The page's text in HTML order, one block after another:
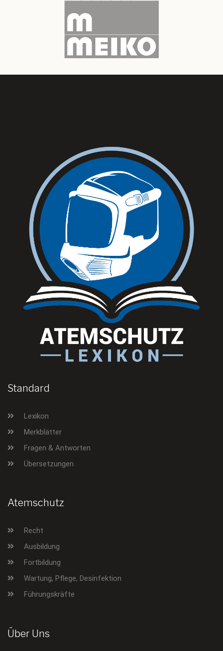
Standard
Lexikon
Merkblätter
Fragen & Antworten
Übersetzungen
Atemschutz
Recht
Ausbildung
Fortbildung
Wartung, Pflege, Desinfektion
Führungskräfte
Über Uns